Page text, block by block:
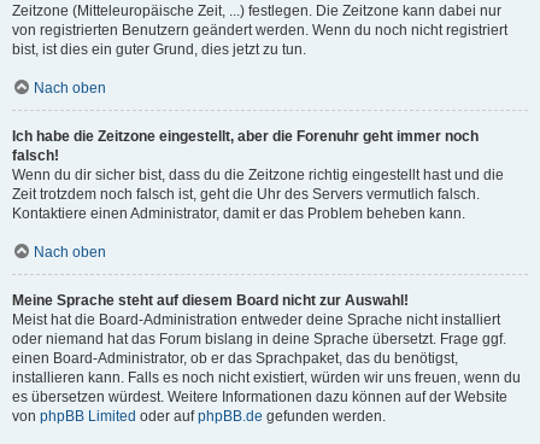
Zeitzone (Mitteleuropäische Zeit, ...) festlegen. Die Zeitzone kann dabei nur
von registrierten Benutzern geändert werden. Wenn du noch nicht registriert
bist, ist dies ein guter Grund, dies jetzt zu tun.
Nach oben
Ich habe die Zeitzone eingestellt, aber die Forenuhr geht immer noch
falsch!
Wenn du dir sicher bist, dass du die Zeitzone richtig eingestellt hast und die
Zeit trotzdem noch falsch ist, geht die Uhr des Servers vermutlich falsch.
Kontaktiere einen Administrator, damit er das Problem beheben kann.
Nach oben
Meine Sprache steht auf diesem Board nicht zur Auswahl!
Meist hat die Board-Administration entweder deine Sprache nicht installiert
oder niemand hat das Forum bislang in deine Sprache übersetzt. Frage ggf.
einen Board-Administrator, ob er das Sprachpaket, das du benötigst,
installieren kann. Falls es noch nicht existiert, würden wir uns freuen, wenn du
es übersetzen würdest. Weitere Informationen dazu können auf der Website
von phpBB Limited oder aufphpBB.de gefunden werden.